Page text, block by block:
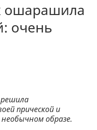
ошарашила
очень
прической и
образе.